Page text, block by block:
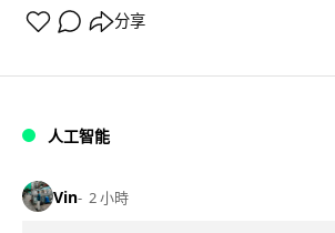
分享
人工智能
Vin 2 小時